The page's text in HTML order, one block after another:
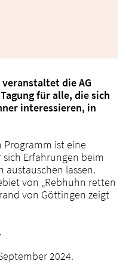
die AG
für alle, die sich
interessieren, in
Programm ist eine
Erfahrungen beim
austauschen lassen.
von „Rebhuhn retten
von Göttingen zeigt
2024.